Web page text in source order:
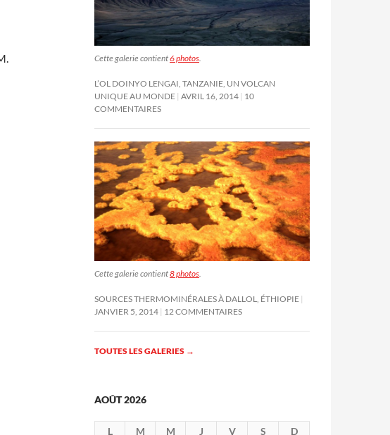
Cette galerie contient6 photos.
L’OL DOINYO LENGAI, TANZANIE, UN VOLCAN
UNIQUE AU MONDE AVRIL 16, 2014 10
COMMENTAIRES
Cette galerie contient8 photos
SOURCES THERMOMINÉRALES À DALLOL, ÉTHIOPIE
JANVIER 5, 2014 12 COMMENTAIRES
TOUTES LES GALERIES →
AOÛT 2026
L M M J V S
D